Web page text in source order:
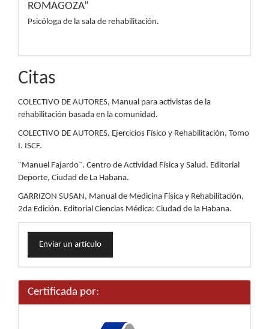
ROMAGOZA”
Psicóloga de la sala de rehabilitación.
Citas
COLECTIVO DE AUTORES, Manual para activistas de la
rehabilitación basada en la comunidad.
COLECTIVO DE AUTORES, Ejercicios Físico y Rehabilitación, Tomo
I. ISCF.
¨Manuel Fajardo¨. Centro de Actividad Física y Salud. Editorial
Deporte, Ciudad de La Habana.
GARRIZON SUSAN, Manual de Medicina Física y Rehabilitación,
2da Edición. Editorial Ciencias Médica: Ciudad de la Habana.
Enviar
unEnviar un artículo
Certificada por: